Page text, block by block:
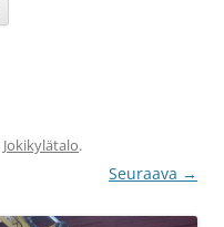
Jokikylätalo.
Seuraava →